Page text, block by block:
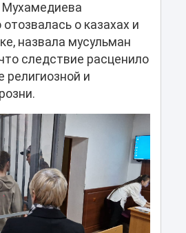
Мухамедиева
о казахах и
назвала мусульман
следствие расценило
религиозной и